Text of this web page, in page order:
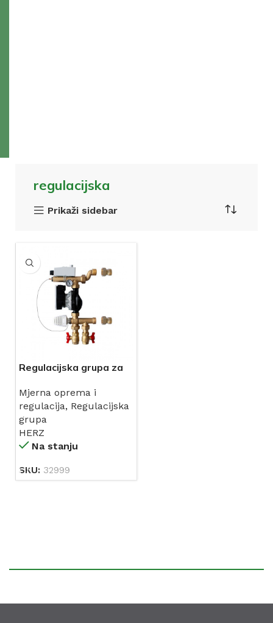
regulacijska
Prikaži sidebar
Regulacijska grupa za
G1” (miješajući set za
podno grijanje sa
elektronskom pumpom
(Wilo PARA 15-130/6-
43/SC) + 2x holenderski
(1732006)
Mjerna oprema i
regulacija, Regulacijska
grupa
HERZ
Na stanju
SKU: 32999